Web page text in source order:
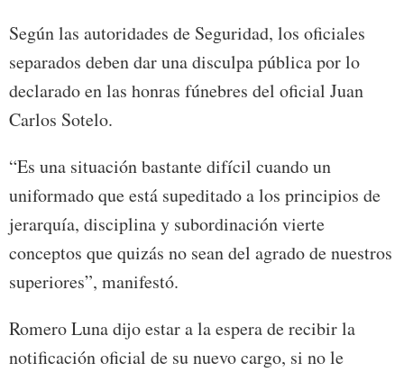
Según las autoridades de Seguridad, los oficiales
separados deben dar una disculpa pública por lo
declarado en las honras fúnebres del oficial Juan
Carlos Sotelo.
“Es una situación bastante difícil cuando un
uniformado que está supeditado a los principios de
jerarquía, disciplina y subordinación vierte
conceptos que quizás no sean del agrado de nuestros
superiores”, manifestó.
Romero Luna dijo estar a la espera de recibir la
notificación oficial de su nuevo cargo, si no le